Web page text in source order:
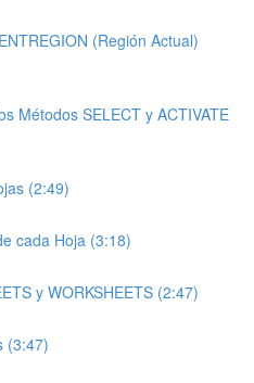
(Región Actual)
Métodos SELECT y ACTIVATE
(2:49)
cada Hoja (3:18)
y WORKSHEETS (2:47)
(3:47)